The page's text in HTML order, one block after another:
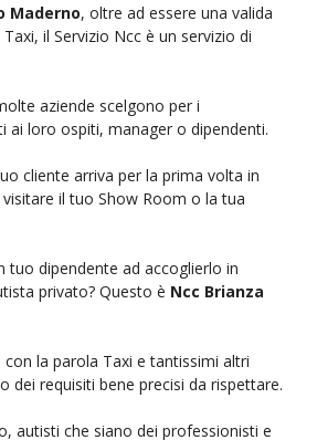
Maderno, oltre ad essere una valida
il Servizio Ncc è un servizio di
aziende scelgono per i
ai loro ospiti, manager o dipendenti.
cliente arriva per la prima volta in
il tuo Show Room o la tua
tuo dipendente ad accoglierlo in
privato? Questo è Ncc Brianza
la parola Taxi e tantissimi altri
dei requisiti bene precisi da rispettare.
autisti che siano dei professionisti e